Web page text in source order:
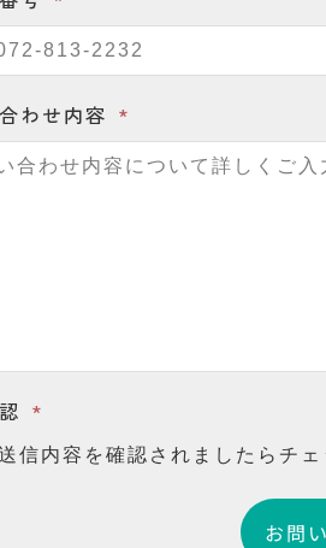
わせ内容
送信内容を確認されましたらチ
お問